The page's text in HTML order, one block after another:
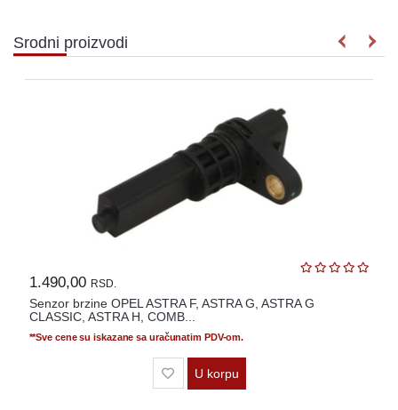
Srodni proizvodi
1.490,00 RSD.
Senzor brzine OPEL ASTRA F, ASTRA G, ASTRA G
CLASSIC, ASTRA H, COMB...
**Sve cene su iskazane sa uračunatim PDV-om.
U korpu